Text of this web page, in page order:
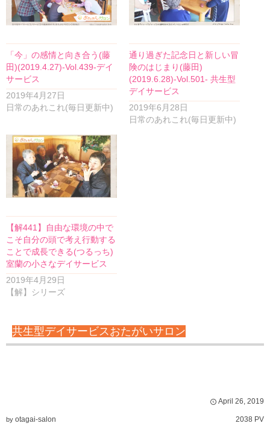
「今」の感情と向き合う(藤
田)(2019.4.27)-Vol.439-デイ
サービス
2019年4月27日
日常のあれこれ(毎日更新中)
通り過ぎた記念日と新しい冒
険のはじまり(藤田)
(2019.6.28)-Vol.501- 共生型
デイサービス
2019年6月28日
日常のあれこれ(毎日更新中)
【解441】自由な環境の中で
こそ自分の頭で考え行動する
ことで成長できる(つるっち)
室蘭の小さなデイサービス
2019年4月29日
【解】シリーズ
共生型デイサービスおたがいサロン
April 26, 2019
by otagai-salon 2038 PV